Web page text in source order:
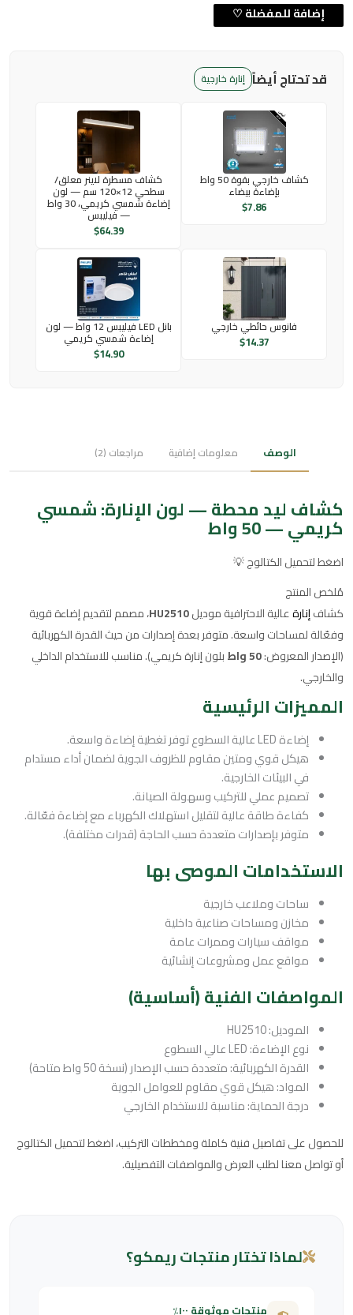
قد تحتاج أيضاً إنارة خارجية
كشاف خارجي بقوة 50 واط
بإضاءة بيضاء
$7.86
كشاف مسطرة لاينر معلق/
سطحي 12×120 سم — لون
إضاءة شمسي كريمي، 30 واط
— فيليبس
$64.39
فانوس حائطي خارجي
$14.37
بانل LED فيليبس 12 واط — لون
إضاءة شمسي كريمي
$14.90
الوصف معلومات إضافية مراجعات (2)
كشاف ليد محطة — لون الإنارة: شمسي
كريمي — 50 واط
اضغط لتحميل الكتالوج 💡
مُلخص المنتج
كشافإنارةعالية الاحترافية موديلHU2510، مصمم لتقديم إضاءة قوية
وفعّالة لمساحات واسعة. متوفر بعدة إصدارات من حيث القدرة الكهربائية
(الإصدار المعروض:50 واط
بلون إنارة كريمي). مناسب للاستخدام الداخلي
والخارجي.
المميزات الرئيسية
إضاءة LED عالية السطوع توفر تغطية إضاءة واسعة.
هيكل قوي ومتين مقاوم للظروف الجوية لضمان أداء مستدام
في البيئات الخارجية.
تصميم عملي للتركيب وسهولة الصيانة.
كفاءة طاقة عالية لتقليل استهلاك الكهرباء مع إضاءة فعّالة.
متوفر بإصدارات متعددة حسب الحاجة (قدرات مختلفة).
الاستخدامات الموصى بها
ساحات وملاعب خارجية
مخازن ومساحات صناعية داخلية
مواقف سيارات وممرات عامة
مواقع عمل ومشروعات إنشائية
المواصفات الفنية (أساسية)
الموديل: HU2510
نوع الإضاءة: LED عالي السطوع
القدرة الكهربائية: متعددة حسب الإصدار (نسخة 50 واط متاحة)
المواد: هيكل قوي مقاوم للعوامل الجوية
درجة الحماية: مناسبة للاستخدام الخارجي
للحصول على تفاصيل فنية كاملة ومخططات التركيب، اضغط لتحميل الكتالوج
أو تواصل معنا لطلب العرض والمواصفات التفصيلية.
لماذا تختار منتجات ريمكو؟
منتجات موثوقة ١٠٠٪